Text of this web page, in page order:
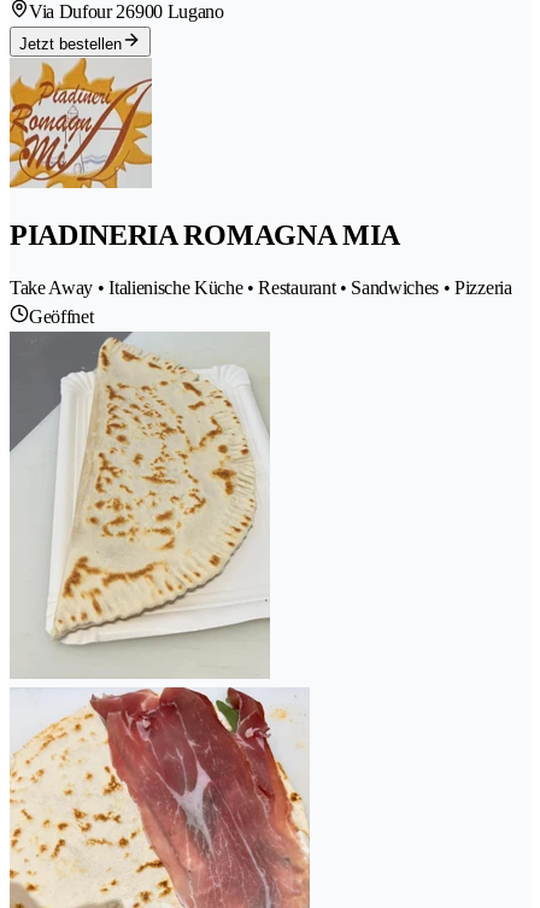
Via Dufour 26900 Lugano
Jetzt bestellen
PIADINERIA ROMAGNA MIA
Take Away • Italienische Küche • Restaurant • Sandwiches • Pizzeria
Geöffnet